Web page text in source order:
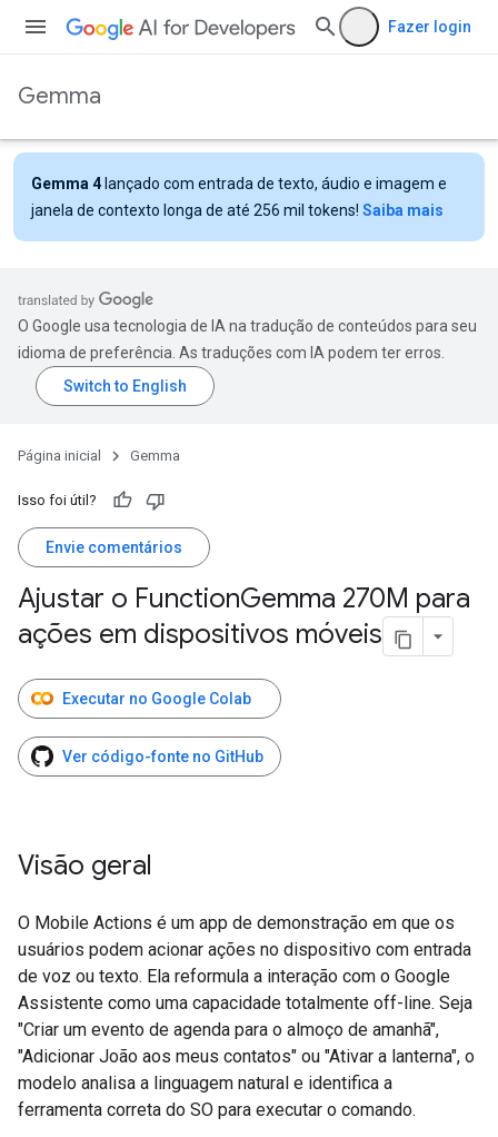
Fazer login
Gemma
Gemma 4 lançado com entrada de texto, áudio e imagem e
janela de contexto longa de até 256 mil tokens! Saiba mais
O Google usa tecnologia de IA na tradução de conteúdos para seu
idioma de preferência. As traduções com IA podem ter erros.
Página inicial Gemma
Isso foi útil?
Envie comentários
Ajustar o FunctionGemma 270M para
ações em dispositivos móveis
Executar no Google Colab
Ver código-fonte no GitHub
Visão geral
O Mobile Actions é um app de demonstração em que os
usuários podem acionar ações no dispositivo com entrada
de voz ou texto. Ela reformula a interação com o Google
Assistente como uma capacidade totalmente off-line. Seja
"Criar um evento de agenda para o almoço de amanhã",
"Adicionar João aos meus contatos" ou "Ativar a lanterna", o
modelo analisa a linguagem natural e identifica a
ferramenta correta do SO para executar o comando.